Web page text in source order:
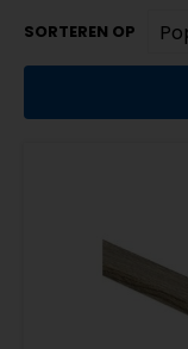
SORTEREN OP